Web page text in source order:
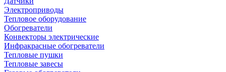
Электроприводы
Тепловое оборудование
Обогреватели
Конвекторы электрические
Инфракрасные обогреватели
Тепловые пушки
Тепловые завесы